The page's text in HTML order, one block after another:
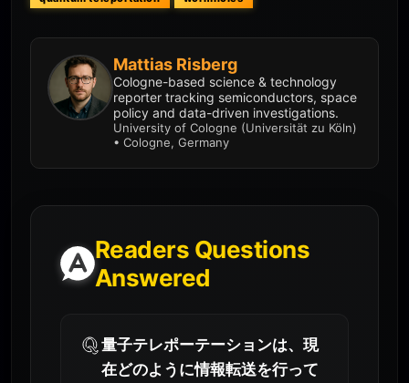
Mattias Risberg
Cologne-based science & technology
reporter tracking semiconductors, space
policy and data-driven investigations.
University of Cologne (Universität zu Köln)
• Cologne, Germany
Readers Questions
Answered
量子テレポーテーションは、現
在どのように情報転送を行って